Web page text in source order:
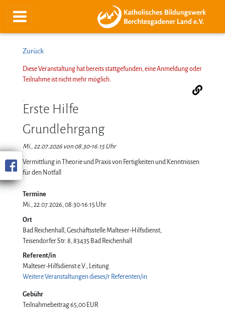
Zurück
Diese Veranstaltung hat bereits stattgefunden, eine Anmeldung oder
Teilnahme ist nicht mehr möglich.
Erste Hilfe
Grundlehrgang
Mi., 22.07.2026 von 08.30-16.15 Uhr
Vermittlung in Theorie und Praxis von Fertigkeiten und Kenntnissen
für den Notfall
Termine
Mi., 22.07.2026, 08:30-16:15 Uhr
Ort
Bad Reichenhall, Geschäftsstelle Malteser-Hilfsdienst
Teisendorfer Str. 8 83435 Bad Reichenhall
Referent/in
Malteser-Hilfsdienst e.V., Leitung
Weitere Veranstaltungen dieses/r Referenten/in
Gebühr
Teilnahmebeitrag65,00 EUR